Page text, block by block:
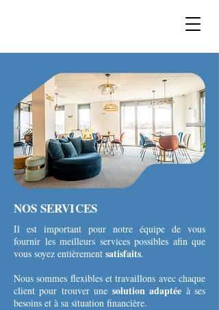
NOS SERVICES
Il est important pour notre équipe de vous
fournir les meilleurs services possibles afin que
vous soyez entièrement satisfaits.
Nous sommes flexibles et travaillons avec chaque
client pour trouver une solution adaptée à ses
besoins et à sa situation financière.